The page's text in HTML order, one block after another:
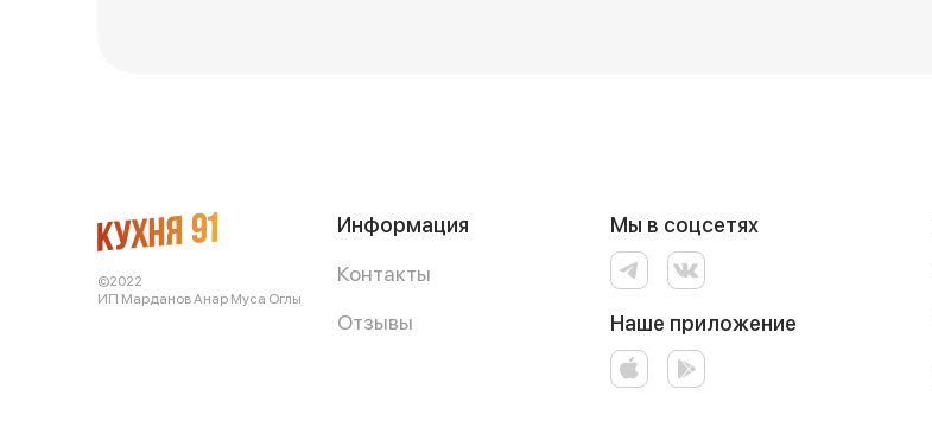
©2022
ИП Марданов Анар Муса Оглы
Информация
Контакты
Отзывы
Мы в соцсетях
Наше приложение